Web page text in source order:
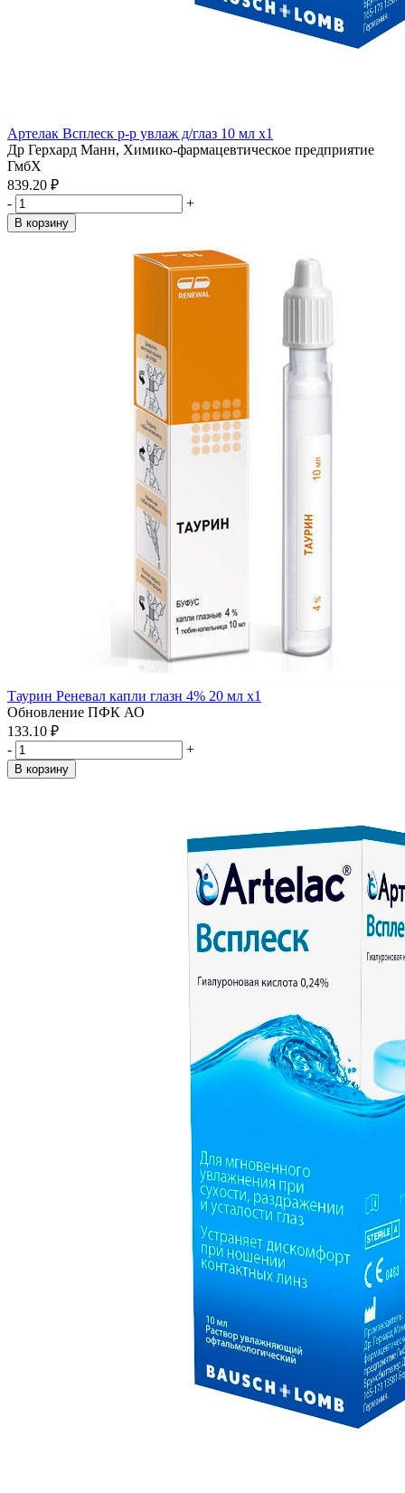
Артелак Всплеск р-р увлаж д/глаз 10 мл x1
Др Герхард Манн, Химико-фармацевтическое предприятие
ГмбХ
839.20 ₽
-
+
В корзину
Таурин Реневал капли глазн 4% 20 мл x1
Обновление ПФК АО
133.10 ₽
-
+
В корзину